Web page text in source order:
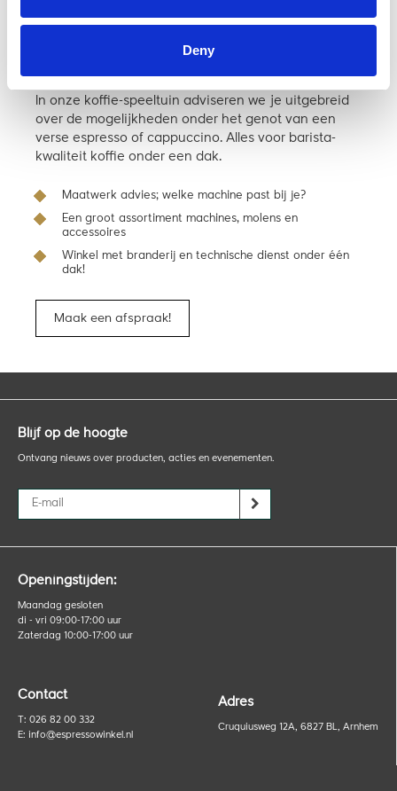
Deny
In onze koffie-speeltuin adviseren we je uitgebreid
over de mogelijkheden onder het genot van een
verse espresso of cappuccino. Alles voor barista-
kwaliteit koffie onder een dak.
Maatwerk advies; welke machine past bij je?
Een groot assortiment machines, molens en
accessoires
Winkel met branderij en technische dienst onder één
dak!
Maak een afspraak!
Openingstijden:
Maandag gesloten
di - vri 09:00-17:00 uur
Zaterdag 10:00-17:00 uur
Contact
T: 026 82 00 332
E: info@espressowinkel.nl
Adres
Cruquiusweg 12A, 6827 BL, Arnhem
Blijf op de hoogte
Ontvang nieuws over producten, acties en evenementen.